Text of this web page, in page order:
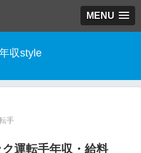
MENU
収style
手
運転手年収・給料